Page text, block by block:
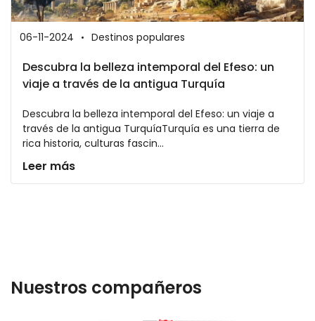
06-11-2024 Destinos populares
Descubra la belleza intemporal del Efeso: un
viaje a través de la antigua Turquía
Descubra la belleza intemporal del Efeso: un viaje a
través de la antigua TurquíaTurquía es una tierra de
rica historia, culturas fascin...
Leer más
Nuestros compañeros